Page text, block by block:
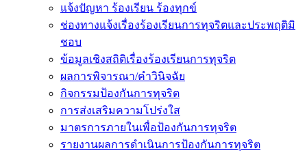
แจ้งปัญหา ร้องเรียน ร้องทุกข์
ช่องทางแจ้งเรื่องร้องเรียนการทุจริตและประพฤติมิ
ชอบ
ข้อมูลเชิงสถิติเรื่องร้องเรียนการทุจริต
ผลการพิจารณา/คำวินิจฉัย
กิจกรรมป้องกันการทุจริต
การส่งเสริมความโปร่งใส
มาตรการภายในเพื่อป้องกันการทุจริต
รายงานผลการดำเนินการป้องกันการทุจริต